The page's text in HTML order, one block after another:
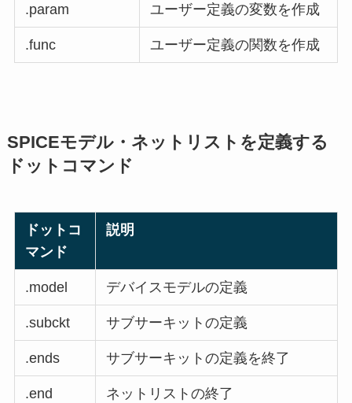
.param ユーザー定義の変数を作成
.func ユーザー定義の関数を作成
SPICEモデル・ネットリストを定義する
ドットコマンド
ドットコ
マンド
説明
.model デバイスモデルの定義
.subckt サブサーキットの定義
.ends サブサーキットの定義を終了
.end ネットリストの終了